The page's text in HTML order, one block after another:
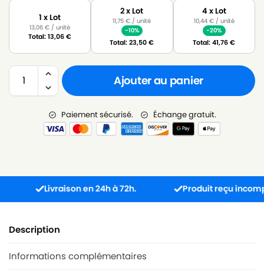
1 x Lot
13,06€ / unité
Total:13,06€
2 x Lot
11,75€ / unité
-10%
Total:23,50€
4 x Lot
10,44 €/ unité
-20%
Total:41,76€
Ajouter au panier
Paiement sécurisé. Échange gratuit.
Livraison en 24h à 72h. Produit reçu
Description
Informations complémentaires